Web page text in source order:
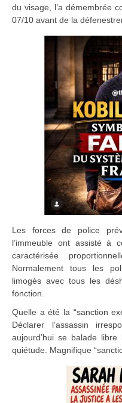
du visage, l’a démembrée
07/10 avant de la
Les forces de police
l’immeuble ont assisté à
caractérisée
Normalement tous les
limogés avec tous les
fonction.
Quelle a été la “sanction
Déclarer l’assassin
aujourd’hui se balade
quiétude. Magnifique